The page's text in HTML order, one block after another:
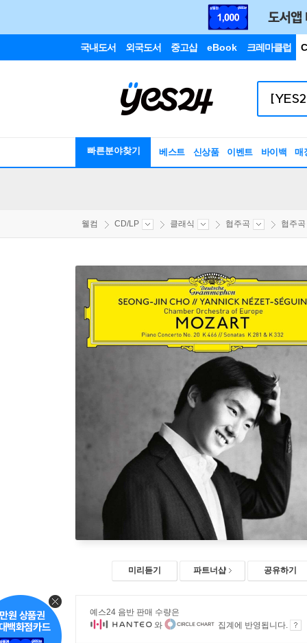
국내도서 외국도서 중고샵 eBook 크레마클럽
빠른분야찾기 베스트 신상품 이벤트 바이백 매
웰컴 CD/LP 클래식 협주곡 협주
미리듣기 파트너샵 공유하기
예스24 음반 판매 수량은
와
집계에 반영됩니다.